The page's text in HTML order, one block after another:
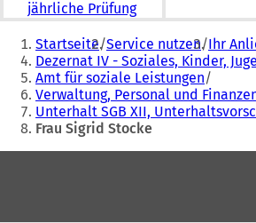
jährliche Prüfung
Sie
befinden
sich
hier:
Startseite Service nutzen Ihr
Dezernat IV - Soziales, Kinder,
Amt für soziale Leistungen
Verwaltung, Personal und
Unterhalt SGB XII,
Frau Sigrid Stocke